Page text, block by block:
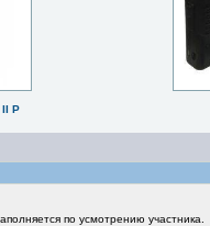
II P
по усмотрению участника.